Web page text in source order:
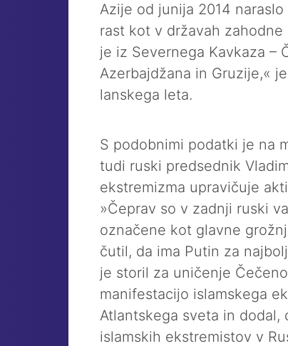
Azije od junija 2014
rast kot v državah
je iz Severnega Kavkaza –
Azerbajdžana in Gruzije,«
lanskega leta.
S podobnimi podatki je na
tudi ruski predsednik
ekstremizma upravičuje
»Čeprav so v zadnji ruski
označene kot glavne
čutil, da ima Putin za
je storil za uničenje
manifestacijo islamskega
Atlantskega sveta in
islamskih ekstremistov v